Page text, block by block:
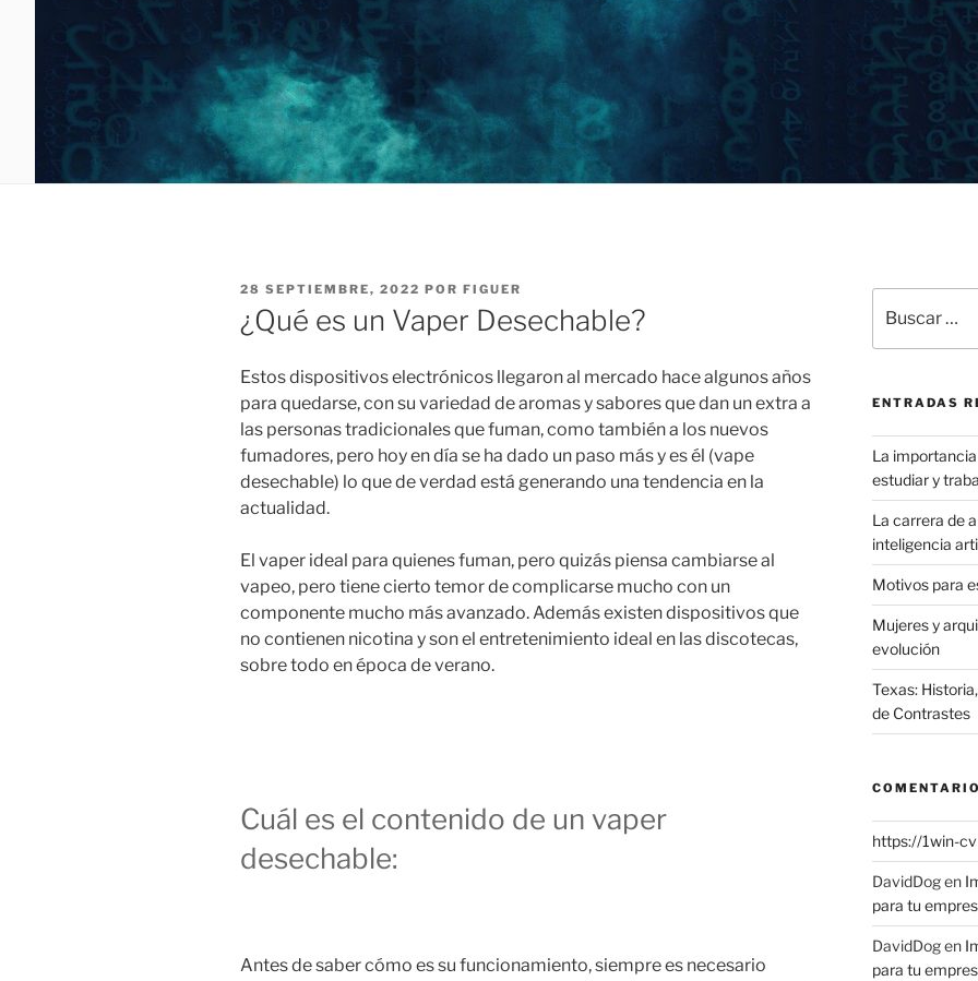
PUBLICADO
28 SEPTIEMBRE, 2022 POR FIGUER
¿Qué es un Vaper Desechable?
Estos dispositivos electrónicos llegaron al mercado hace algunos años
para quedarse, con su variedad de aromas y sabores que dan un extra a
las personas tradicionales que fuman, como también a los nuevos
fumadores, pero hoy en día se ha dado un paso más y es él (vape
desechable) lo que de verdad está generando una tendencia en la
actualidad.
El vaper ideal para quienes fuman, pero quizás piensa cambiarse al
vapeo, pero tiene cierto temor de complicarse mucho con un
componente mucho más avanzado. Además existen dispositivos que
no contienen nicotina y son el entretenimiento ideal en las discotecas,
sobre todo en época de verano.
Cuál es el contenido de un vaper
desechable:
Antes de saber cómo es su funcionamiento, siempre es necesario
por:
ENTRADAS
La
estudiar y
La carrera de
inteligencia
Motivos para
Mujeres y
evolución
Texas:
de Contrastes
https://1win-
DavidDogen
para tu
DavidDogen
para tu